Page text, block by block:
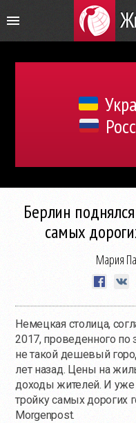
Берлин
самых
Мария
Немецкая столица,
2017, проведенного по
не такой дешевый
лет назад. Цены на
доходы жителей. И уже
тройку самых дорогих
Morgenpost.